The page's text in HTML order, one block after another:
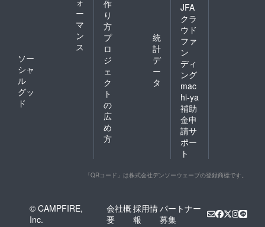
ー
マ
ン
ス
ソー
シャ
ル
グッ
ド
作
り
方
プ
ロ
ジ
ェ
ク
ト
の
広
め
方
統
計
デ
ー
タ
JFA
クラ
ウド
ファ
ン
ディ
ング
mac
hi-ya
補助
金申
請サ
ポー
ト
「QRコード」は株式会社デンソーウェーブの登録商標です。
© CAMPFIRE,
Inc.
会社概
要
採用情
報
パートナー
募集